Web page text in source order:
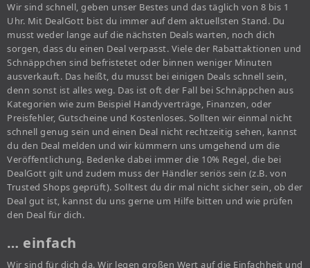
Wir sind schnell, geben unser Bestes und das täglich von 8 bis 1
Uhr. Mit DealGott bist du immer auf dem aktuellsten Stand. Du
musst weder lange auf die nächsten Deals warten, noch dich
sorgen, dass du einen Deal verpasst. Viele der Rabattaktionen und
Schnäppchen sind befristetet oder binnen weniger Minuten
ausverkauft. Das heißt, du musst bei einigen Deals schnell sein,
denn sonst ist alles weg. Das ist oft der Fall bei Schnäppchen aus
Kategorien wie zum Beispiel Handyverträge, Finanzen, oder
Preisfehler, Gutscheine und Kostenloses. Sollten wir einmal nicht
schnell genug sein und einen Deal nicht rechtzeitig sehen, kannst
du den Deal melden und wir kümmern uns umgehend um die
Veröffentlichung. Bedenke dabei immer die 10% Regel, die bei
DealGott gilt und zudem muss der Händler seriös sein (z.B. von
Trusted Shops geprüft). Solltest du dir mal nicht sicher sein, ob der
Deal gut ist, kannst du uns gerne um Hilfe bitten und wie prüfen
den Deal für dich.
… einfach
Wir sind für dich da. Wir legen großen Wert auf die Einfachheit und